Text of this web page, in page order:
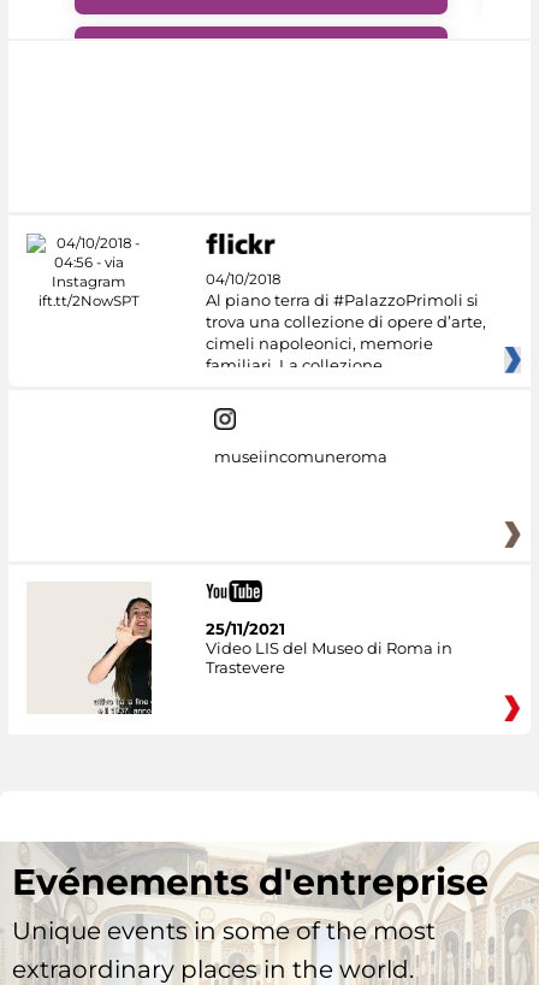
04/10/2018
Al piano terra di #PalazzoPrimoli si
trova una collezione di opere d’arte,
cimeli napoleonici, memorie
familiari. La collezione
museiincomuneroma
25/11/2021
Video LIS del Museo di Roma in
Trastevere
Evénements d'entreprise
Unique events in some of the most
extraordinary places in the world.